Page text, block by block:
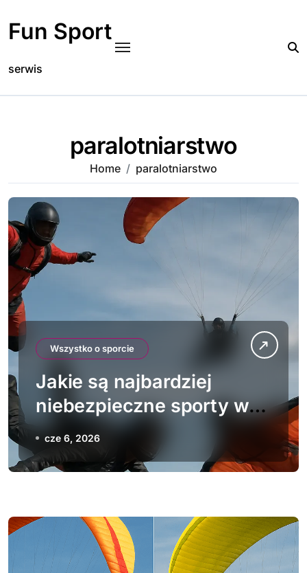
content
Fun Sport
serwis
paralotniarstwo
Home paralotniarstwo
Wszystko o sporcie
Jakie są najbardziej
niebezpieczne sporty w
powietrzu
cze 6, 2026